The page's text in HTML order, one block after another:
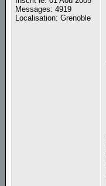
Messages: 4919
Localisation: Grenoble